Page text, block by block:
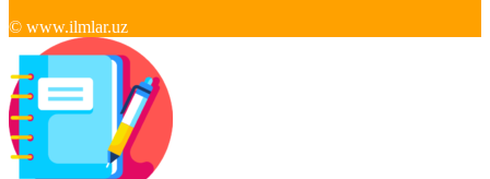
© www.ilmlar.uz